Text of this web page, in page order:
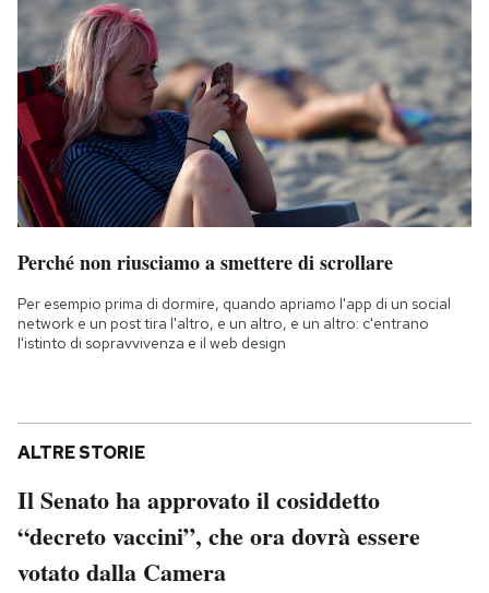
Perché non riusciamo a smettere di scrollare
Per esempio prima di dormire, quando apriamo l'app di un social
network e un post tira l'altro, e un altro, e un altro: c'entrano
l'istinto di sopravvivenza e il web design
ALTRE STORIE
Il Senato ha approvato il cosiddetto
“decreto vaccini”, che ora dovrà essere
votato dalla Camera